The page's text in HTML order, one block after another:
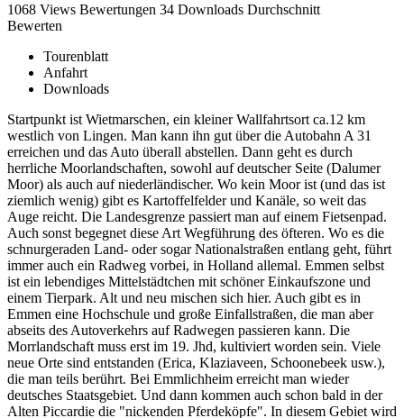
1068 Views Bewertungen 34 Downloads Durchschnitt
Bewerten
Tourenblatt
Anfahrt
Downloads
Startpunkt ist Wietmarschen, ein kleiner Wallfahrtsort ca.12 km
westlich von Lingen. Man kann ihn gut über die Autobahn A 31
erreichen und das Auto überall abstellen. Dann geht es durch
herrliche Moorlandschaften, sowohl auf deutscher Seite (Dalumer
Moor) als auch auf niederländischer. Wo kein Moor ist (und das ist
ziemlich wenig) gibt es Kartoffelfelder und Kanäle, so weit das
Auge reicht. Die Landesgrenze passiert man auf einem Fietsenpad.
Auch sonst begegnet diese Art Wegführung des öfteren. Wo es die
schnurgeraden Land- oder sogar Nationalstraßen entlang geht, führt
immer auch ein Radweg vorbei, in Holland allemal. Emmen selbst
ist ein lebendiges Mittelstädtchen mit schöner Einkaufszone und
einem Tierpark. Alt und neu mischen sich hier. Auch gibt es in
Emmen eine Hochschule und große Einfallstraßen, die man aber
abseits des Autoverkehrs auf Radwegen passieren kann. Die
Morrlandschaft muss erst im 19. Jhd, kultiviert worden sein. Viele
neue Orte sind entstanden (Erica, Klaziaveen, Schoonebeek usw.),
die man teils berührt. Bei Emmlichheim erreicht man wieder
deutsches Staatsgebiet. Und dann kommen auch schon bald in der
Alten Piccardie die "nickenden Pferdeköpfe". In diesem Gebiet wird